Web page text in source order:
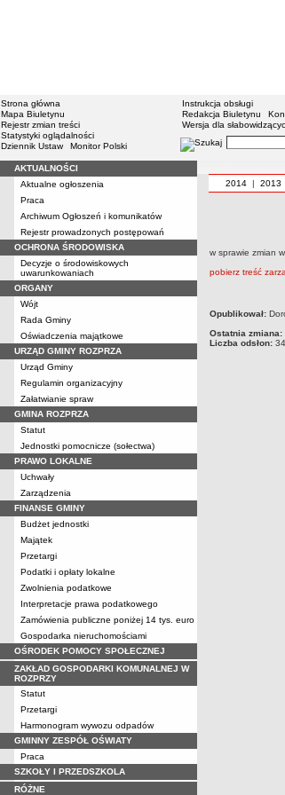
Strona główna
Mapa Biuletynu
Rejestr zmian treści
Statystyki oglądalności
Dziennik Ustaw
Monitor Polski
Instrukcja obsługi
Redakcja Biuletynu
Wersja dla
AKTUALNOŚCI
Aktualne ogłoszenia
Praca
Archiwum Ogłoszeń i komunikatów
Rejestr prowadzonych postępowań
OCHRONA ŚRODOWISKA
Decyzje o środowiskowych
uwarunkowaniach
ORGANY
Wójt
Rada Gminy
Oświadczenia majątkowe
URZĄD GMINY ROZPRZA
Urząd Gminy
Regulamin organizacyjny
Załatwianie spraw
GMINA ROZPRZA
Statut
Jednostki pomocnicze (sołectwa)
PRAWO LOKALNE
Uchwały
Zarządzenia
FINANSE GMINY
Budżet jednostki
Majątek
Przetargi
Podatki i opłaty lokalne
Zwolnienia podatkowe
Interpretacje prawa podatkowego
Zamówienia publiczne poniżej 14 tys. euro
Gospodarka nieruchomościami
OŚRODEK POMOCY SPOŁECZNEJ
ZAKŁAD GOSPODARKI KOMUNALNEJ W
ROZPRZY
Statut
Przetargi
Harmonogram wywozu odpadów
GMINNY ZESPÓŁ OŚWIATY
Praca
SZKOŁY I PRZEDSZKOLA
RÓŻNE
2014| 2013
w sprawie zmian
pobierz treść
Opublikował:
Ostatnia zmiana:
Liczba odsłon: